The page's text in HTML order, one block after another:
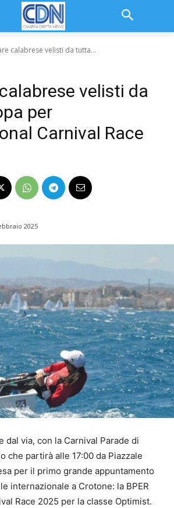
calabrese velisti da tutta...
velisti da
per
Carnival Race
2025
dal via, con la Carnival Parade di
che partirà alle 17:00 da Piazzale
per il primo grande appuntamento
internazionale a Crotone: la BPER
Race 2025 per la classe Optimist.